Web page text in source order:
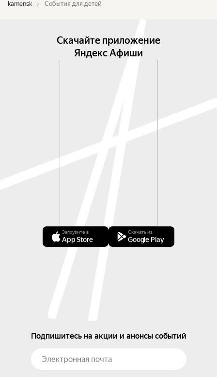
kamensk События для детей
Скачайте приложение
Яндекс Афиши
Загрузите в
App Store
Скачать из
Google Play
Подпишитесь на акции и анонсы событий